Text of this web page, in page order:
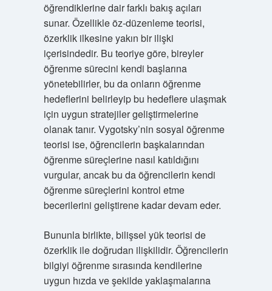
öğrendiklerine dair farklı bakış açıları
sunar. Özellikle öz-düzenleme teorisi,
özerklik ilkesine yakın bir ilişki
içerisindedir. Bu teoriye göre, bireyler
öğrenme sürecini kendi başlarına
yönetebilirler, bu da onların öğrenme
hedeflerini belirleyip bu hedeflere ulaşmak
için uygun stratejiler geliştirmelerine
olanak tanır. Vygotsky’nin sosyal öğrenme
teorisi ise, öğrencilerin başkalarından
öğrenme süreçlerine nasıl katıldığını
vurgular, ancak bu da öğrencilerin kendi
öğrenme süreçlerini kontrol etme
becerilerini geliştirene kadar devam eder.
Bununla birlikte, bilişsel yük teorisi de
özerklik ile doğrudan ilişkilidir. Öğrencilerin
bilgiyi öğrenme sırasında kendilerine
uygun hızda ve şekilde yaklaşmalarına